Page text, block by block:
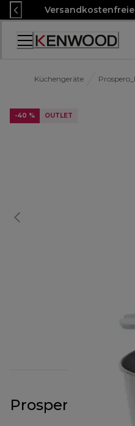
Skip
to
Content
Accessibility
Küchengeräte
-40 % OUTLET
Prospero+ Weiß